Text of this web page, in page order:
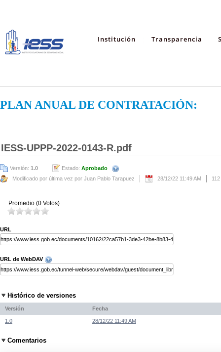
Institución Transparencia
PLAN ANUAL DE CONTRATACIÓN:
IESS-UPPP-2022-0143-R.pdf
Versión: 1.0 Estado: Aprobado
Modificado por última vez por Juan Pablo Tarapuez
28/12/22 11:49 AM
Promedio (0 Votos)
URL
URL de WebDAV
Histórico de versiones
Versión Fecha
1.0 28/12/22 11:49 AM
Comentarios